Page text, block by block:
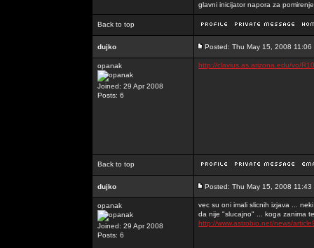
glavni inicijator napora za
Back to top
dujko Posted: Thu May 15, 2008 11:06
opanak
Joined: 29 Apr 2008
Posts: 6
http://clavius.as.arizona.edu/vo/
Back to top
dujko Posted: Thu May 15, 2008 11:43
opanak
Joined: 29 Apr 2008
Posts: 6
vec su oni imali slicnih izjava ...
da nije "slucajno" ... koga zanima
http://www.astrobio.net/news/